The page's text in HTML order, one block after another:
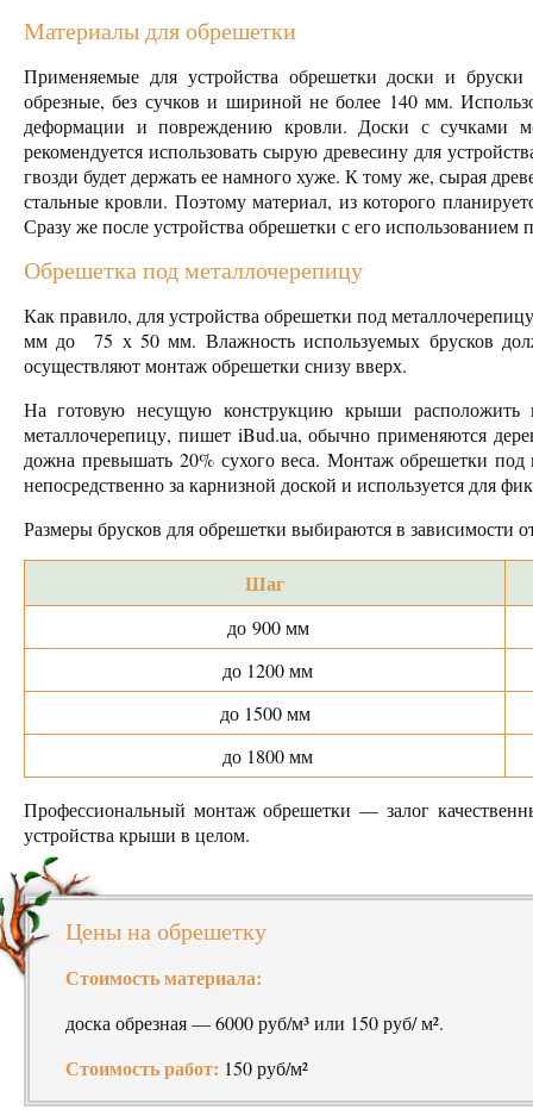
Материалы для обрешетки
Применяемые для устройства обрешетки доски и
обрезные, без сучков и шириной не более 140 мм.
деформации и повреждению кровли. Доски с сучками
рекомендуется использовать сырую древесину для
гвозди будет держать ее намного хуже. К тому же, сырая
стальные кровли. Поэтому материал, из которого
Сразу же после устройства обрешетки с его использованием
Обрешетка под металлочерепицу
Как правило, для устройства обрешетки под
мм до 75 х 50 мм. Влажность используемых брусков
осуществляют монтаж обрешетки снизу вверх.
На готовую несущую конструкцию крыши расположить
металлочерепицу, пишет iBud.ua, обычно применяются
дожна превышать 20% сухого веса. Монтаж обрешетки
непосредственно за карнизной доской и используется для
Размеры брусков для обрешетки выбираются в зависимости
Шаг
до 900 мм
до 1200 мм
до 1500 мм
до 1800 мм
Профессиональный монтаж обрешетки — залог
устройства крыши в целом.
Цены на обрешетку
Стоимость материала:
доска обрезная — 6000 руб/м³ или 150 руб/ м².
Стоимость работ: 150 руб/м²